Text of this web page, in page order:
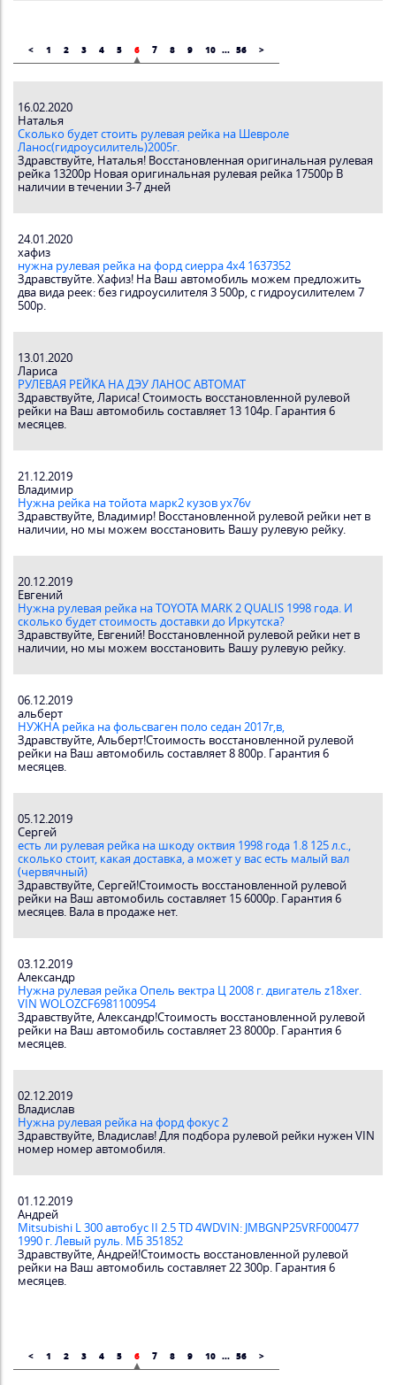
< 1 2 3 4 5 6 7 8 9 10 ... 56 >
16.02.2020
Наталья
Сколько будет стоить рулевая рейка на Шевроле
Ланос(гидроусилитель)2005г.
Здравствуйте, Наталья! Восстановленная оригинальная рулевая
рейка 13200р Новая оригинальная рулевая рейка 17500р В
наличии в течении 3-7 дней
24.01.2020
хафиз
нужна рулевая рейка на форд сиерра 4х4 1637352
Здравствуйте. Хафиз! На Ваш автомобиль можем предложить
два вида реек: без гидроусилителя 3 500р, с гидроусилителем 7
500р.
13.01.2020
Лариса
РУЛЕВАЯ РЕЙКА НА ДЭУ ЛАНОС АВТОМАТ
Здравствуйте, Лариса! Стоимость восстановленной рулевой
рейки на Ваш автомобиль составляет 13 104р. Гарантия 6
месяцев.
21.12.2019
Владимир
Нужна рейка на тойота марк2 кузов ух76v
Здравствуйте, Владимир! Восстановленной рулевой рейки нет в
наличии, но мы можем восстановить Вашу рулевую рейку.
20.12.2019
Евгений
Нужна рулевая рейка на TOYOTA MARK 2 QUALIS 1998 года. И
сколько будет стоимость доставки до Иркутска?
Здравствуйте, Евгений! Восстановленной рулевой рейки нет в
наличии, но мы можем восстановить Вашу рулевую рейку.
06.12.2019
альберт
НУЖНА рейка на фольсваген поло седан 2017г,в,
Здравствуйте, Альберт!Стоимость восстановленной рулевой
рейки на Ваш автомобиль составляет 8 800р. Гарантия 6
месяцев.
05.12.2019
Сергей
есть ли рулевая рейка на шкоду октвия 1998 года 1.8 125 л.с.,
сколько стоит, какая доставка, а может у вас есть малый вал
(червячный)
Здравствуйте, Сергей!Стоимость восстановленной рулевой
рейки на Ваш автомобиль составляет 15 6000р. Гарантия 6
месяцев. Вала в продаже нет.
03.12.2019
Александр
Нужна рулевая рейка Опель вектра Ц 2008 г. двигатель z18xer.
VIN WOLOZCF6981100954
Здравствуйте, Александр!Стоимость восстановленной рулевой
рейки на Ваш автомобиль составляет 23 8000р. Гарантия 6
месяцев.
02.12.2019
Владислав
Нужна рулевая рейка на форд фокус 2
Здравствуйте, Владислав! Для подбора рулевой рейки нужен VIN
номер номер автомобиля.
01.12.2019
Андрей
Mitsubishi L 300 автобус II 2.5 TD 4WDVIN: JMBGNP25VRF000477
1990 г. Левый руль. МБ 351852
Здравствуйте, Андрей!Стоимость восстановленной рулевой
рейки на Ваш автомобиль составляет 22 300р. Гарантия 6
месяцев.
< 1 2 3 4 5 6 7 8 9 10 ... 56 >